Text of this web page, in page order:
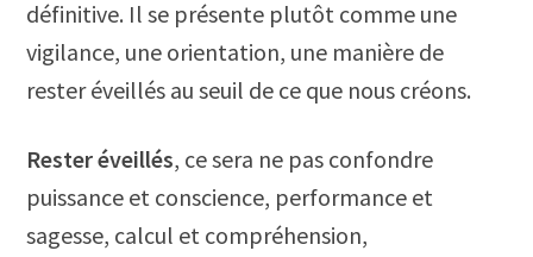
définitive. Il se présente plutôt comme une
vigilance, une orientation, une manière de
rester éveillés au seuil de ce que nous créons.
Rester éveillés, ce sera ne pas confondre
puissance et conscience, performance et
sagesse, calcul et compréhension,